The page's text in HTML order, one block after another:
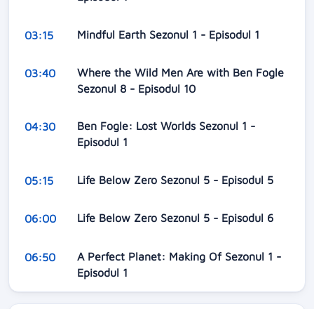
03:15 Mindful Earth Sezonul 1 - Episodul 1
03:40
Where the Wild Men Are with Ben Fogle
Sezonul 8 - Episodul 10
04:30
Ben Fogle: Lost Worlds Sezonul 1 -
Episodul 1
05:15 Life Below Zero Sezonul 5 - Episodul 5
06:00 Life Below Zero Sezonul 5 - Episodul 6
06:50
A Perfect Planet: Making Of Sezonul 1 -
Episodul 1